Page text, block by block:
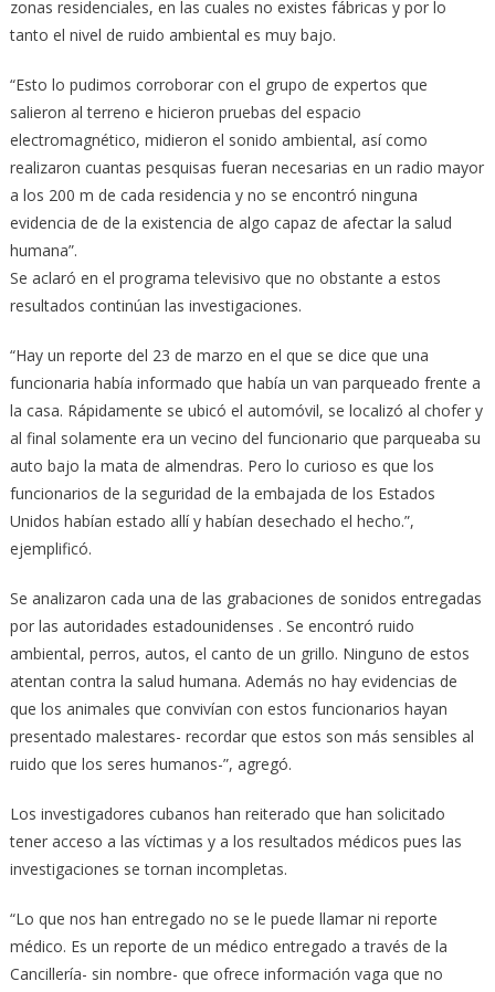
zonas residenciales, en las cuales no existes fábricas y por lo
tanto el nivel de ruido ambiental es muy bajo.
“Esto lo pudimos corroborar con el grupo de expertos que
salieron al terreno e hicieron pruebas del espacio
electromagnético, midieron el sonido ambiental, así como
realizaron cuantas pesquisas fueran necesarias en un radio mayor
a los 200 m de cada residencia y no se encontró ninguna
evidencia de de la existencia de algo capaz de afectar la salud
humana”.
Se aclaró en el programa televisivo que no obstante a estos
resultados continúan las investigaciones.
“Hay un reporte del 23 de marzo en el que se dice que una
funcionaria había informado que había un van parqueado frente a
la casa. Rápidamente se ubicó el automóvil, se localizó al chofer y
al final solamente era un vecino del funcionario que parqueaba su
auto bajo la mata de almendras. Pero lo curioso es que los
funcionarios de la seguridad de la embajada de los Estados
Unidos habían estado allí y habían desechado el hecho.”,
ejemplificó.
Se analizaron cada una de las grabaciones de sonidos entregadas
por las autoridades estadounidenses . Se encontró ruido
ambiental, perros, autos, el canto de un grillo. Ninguno de estos
atentan contra la salud humana. Además no hay evidencias de
que los animales que convivían con estos funcionarios hayan
presentado malestares- recordar que estos son más sensibles al
ruido que los seres humanos-”, agregó.
Los investigadores cubanos han reiterado que han solicitado
tener acceso a las víctimas y a los resultados médicos pues las
investigaciones se tornan incompletas.
“Lo que nos han entregado no se le puede llamar ni reporte
médico. Es un reporte de un médico entregado a través de la
Cancillería- sin nombre- que ofrece información vaga que no